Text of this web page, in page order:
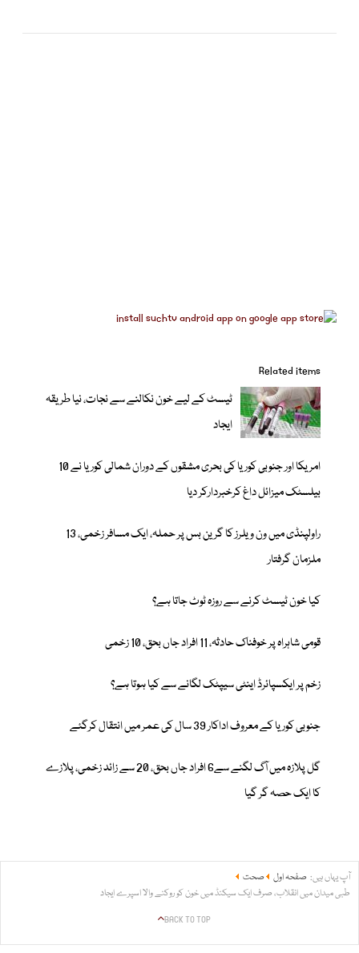
Related items
ٹیسٹ کے لیے خون نکالنے سے نجات، نیا طریقہ
ایجاد
امریکا اور جنوبی کوریا کی بحری مشقوں کے دوران شمالی کوریا نے 10
بیلسٹک میزائل داغ کرخبردارکر دیا
راولپنڈی میں ون ویلرز کا گرین بس پر حملہ، ایک مسافر زخمی، 13
ملزمان گرفتار
کیا خون ٹیسٹ کرنے سے روزہ ٹوٹ جاتا ہے؟
قومی شاہراہ پر خوفناک حادثہ، 11 افراد جاں بحق، 10 زخمی
زخم پر ایکسپائرڈ اینٹی سیپٹک لگانے سے کیا ہوتا ہے؟
جنوبی کوریا کے معروف اداکار 39 سال کی عمر میں انتقال کرگئے
گل پلازہ میں آگ لگنے سے6 افراد جاں بحق، 20 سے زائد زخمی، پلازے
کا ایک حصہ گر گیا
آپ یہاں ہیں: صفحہ اول
صحت
طبی میدان میں انقلاب، صرف ایک سیکنڈ میں خون کو روکنے والا اسپرے ایجاد
BACK TO TOP